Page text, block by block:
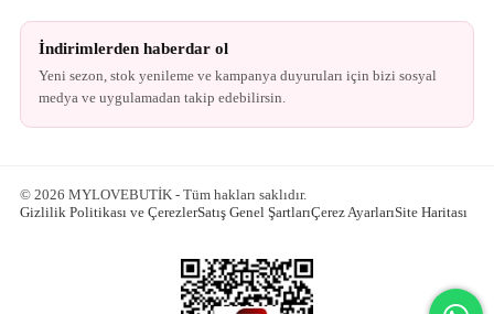
İndirimlerden haberdar ol
Yeni sezon, stok yenileme ve kampanya duyuruları için bizi sosyal
medya ve uygulamadan takip edebilirsin.
© 2026 MYLOVEBUTİK - Tüm hakları saklıdır.
Gizlilik Politikası ve ÇerezlerSatış Genel ŞartlarıÇerez AyarlarıSite Haritası